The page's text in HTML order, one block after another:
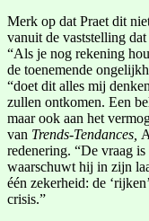
Merk op dat Praet dit
vanuit de vaststelling
“Als je nog rekening
de toenemende
“doet dit alles mij
zullen ontkomen. Een
maar ook aan het
van Trends-Tendances,
redenering. “De vraag is
waarschuwt hij in zijn
één zekerheid: de
crisis.”